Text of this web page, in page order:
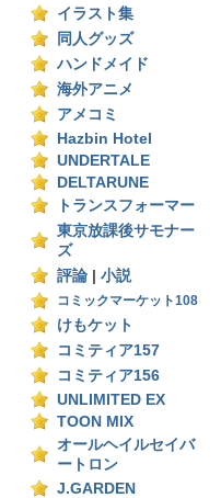
イラスト集
同人グッズ
ハンドメイド
海外アニメ
アメコミ
Hazbin Hotel
UNDERTALE
DELTARUNE
トランスフォーマー
東京放課後サモナー
ズ
評論
小説
コミックマーケット108
けもケット
コミティア157
コミティア156
UNLIMITED EX
TOON MIX
オールヘイルセイバ
ートロン
J.GARDEN